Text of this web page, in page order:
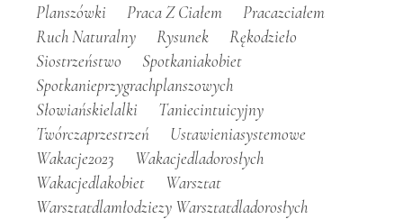
Planszówki
Praca Z Ciałem
Pracazciałem
Ruch Naturalny
Rysunek
Rękodzieło
Siostrzeństwo
Spotkaniakobiet
Spotkanieprzygrachplanszowych
Słowiańskielalki
Taniecintuicyjny
Twórczaprzestrzeń
Ustawieniasystemowe
Wakacje2023
Wakacjedladorosłych
Wakacjedlakobiet
Warsztat
Warsztatdlamłodziezy Warsztatdladorosłych